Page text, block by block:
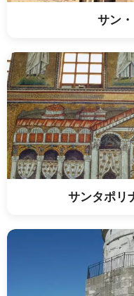
サン
サンタポリ